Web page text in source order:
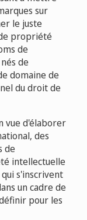
sur
le juste
propriété
de
de
domaine de
du droit de
vue d'élaborer
des
de
intellectuelle
s'inscrivent
un cadre de
pour les